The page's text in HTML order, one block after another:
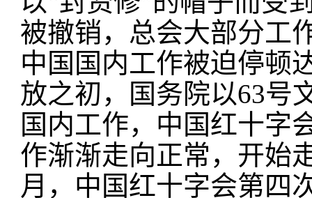
被撤销，总会大部分工
中国国内工作被迫停顿
放之初，国务院以63号
国内工作，中国红十字
作渐渐走向正常，开始
月，中国红十字会第四